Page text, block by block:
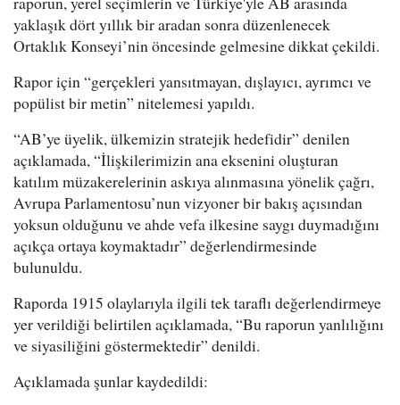
yaklaşık dört yıllık bir aradan sonra düzenlenecek
Ortaklık Konseyi’nin öncesinde gelmesine dikkat çekildi.
Rapor için “gerçekleri yansıtmayan, dışlayıcı, ayrımcı ve
popülist bir metin” nitelemesi yapıldı.
“AB’ye üyelik, ülkemizin stratejik hedefidir” denilen
açıklamada, “İlişkilerimizin ana eksenini oluşturan
katılım müzakerelerinin askıya alınmasına yönelik çağrı,
Avrupa Parlamentosu’nun vizyoner bir bakış açısından
yoksun olduğunu ve ahde vefa ilkesine saygı duymadığını
açıkça ortaya koymaktadır” değerlendirmesinde
bulunuldu.
Raporda 1915 olaylarıyla ilgili tek taraflı değerlendirmeye
yer verildiği belirtilen açıklamada, “Bu raporun yanlılığını
ve siyasiliğini göstermektedir” denildi.
Açıklamada şunlar kaydedildi: